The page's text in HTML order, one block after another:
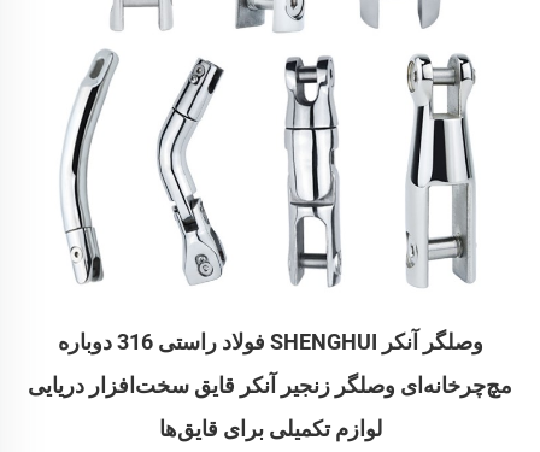
وصلگر آنکر SHENGHUI فولاد راستی 316 دوباره
مچ‌چرخانه‌ای وصلگر زنجیر آنکر قایق سخت‌افزار دریایی
لوازم تکمیلی برای قایق‌ها